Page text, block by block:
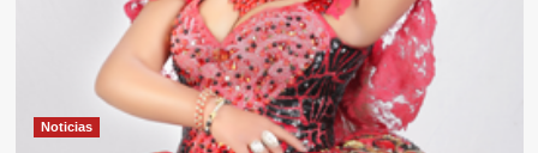
Noticias